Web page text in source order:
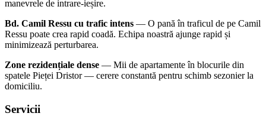
manevrele de intrare-ieșire.
Bd. Camil Ressu cu trafic intens — O pană în traficul de pe Camil
Ressu poate crea rapid coadă. Echipa noastră ajunge rapid și
minimizează perturbarea.
Zone rezidențiale dense — Mii de apartamente în blocurile din
spatele Pieței Dristor — cerere constantă pentru schimb sezonier la
domiciliu.
Servicii